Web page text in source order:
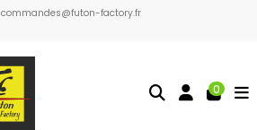
commandes@futon-factory.fr
0